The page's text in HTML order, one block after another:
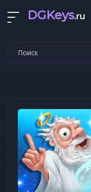
DGKeys.ru